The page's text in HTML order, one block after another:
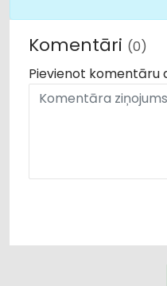
Komentāri (0)
Pievienot komentāru